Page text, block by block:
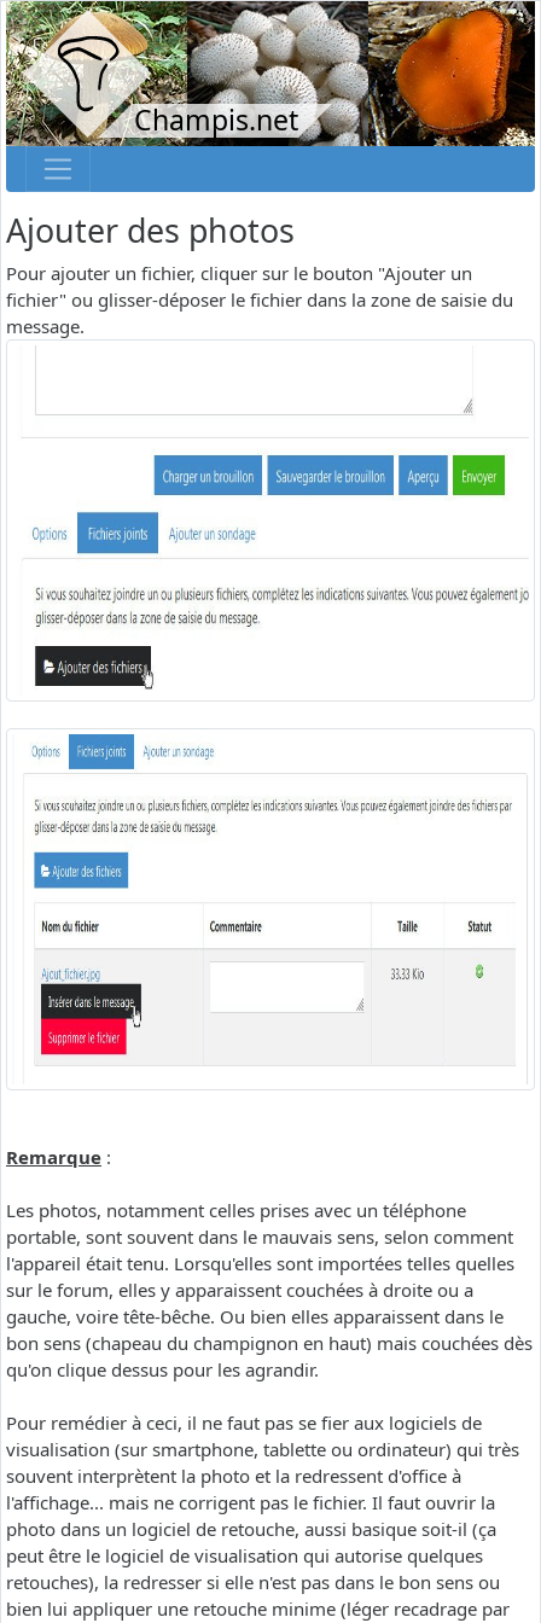
Champis.net
Ajouter des photos
Pour ajouter un fichier, cliquer sur le bouton "Ajouter un
fichier" ou glisser-déposer le fichier dans la zone de saisie du
message.
Remarque :
Les photos, notamment celles prises avec un téléphone
portable, sont souvent dans le mauvais sens, selon comment
l'appareil était tenu. Lorsqu'elles sont importées telles quelles
sur le forum, elles y apparaissent couchées à droite ou a
gauche, voire tête-bêche. Ou bien elles apparaissent dans le
bon sens (chapeau du champignon en haut) mais couchées dès
qu'on clique dessus pour les agrandir.
Pour remédier à ceci, il ne faut pas se fier aux logiciels de
visualisation (sur smartphone, tablette ou ordinateur) qui très
souvent interprètent la photo et la redressent d'office à
l'affichage... mais ne corrigent pas le fichier. Il faut ouvrir la
photo dans un logiciel de retouche, aussi basique soit-il (ça
peut être le logiciel de visualisation qui autorise quelques
retouches), la redresser si elle n'est pas dans le bon sens ou
bien lui appliquer une retouche minime (léger recadrage par